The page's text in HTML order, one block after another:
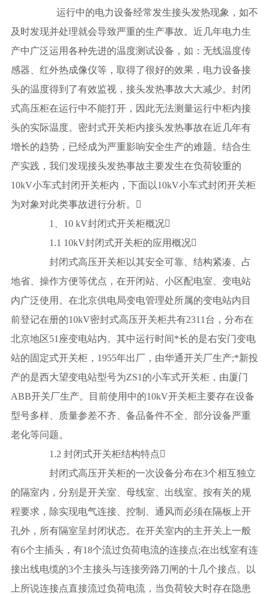
运行中的电力设备经常发生接头发热现象，如不
及时发现并处理就会导致严重的生产事故。近几年电力生
产中广泛运用各种先进的温度测试设备，如：无线温度传
感器、红外热成像仪等，取得了很好的效果，电力设备接
头的温度得到了有效监视，接头发热事故大大减少。封闭
式高压柜在运行中不能打开，因此无法测量运行中柜内接
头的实际温度。密封式开关柜内接头发热事故在近几年有
增长的趋势，已经成为严重影响安全生产的难题。结合生
产实践，我们发现接头发热事故主要发生在负荷较重的
10kV小车式封闭开关柜内，下面以10kV小车式封闭开关柜
为对象对此类事故进行分析。
1、10 kV封闭式开关柜概况
1.1 10kV封闭式开关柜的应用概况
封闭式高压开关柜以其安全可靠、结构紧凑、占
地省、操作方便等优点，在开闭站、小区配电室、变电站
内广泛使用。在北京供电局变电管理处所属的变电站内目
前登记在册的10kV密封式高压开关柜共有2311台，分布在
北京地区51座变电站内。其中运行时间*长的是右安门变电
站的固定式开关柜，1955年出厂，由华通开关厂生产;*新投
产的是西大望变电站型号为ZS1的小车式开关柜，由厦门
ABB开关厂生产。目前使用中的10kV开关柜主要存在设备
型号多样、质量参差不齐、备品备件不全、部分设备严重
老化等问题。
1.2 封闭式开关柜结构特点
封闭式高压开关柜的一次设备分布在3个相互独立
的隔室内，分别是开关室、母线室、出线室。按有关的规
程要求，除实现电气连接、控制、通风而必须在隔板上开
孔外，所有隔室呈封闭状态。在开关室内的主开关上一般
有6个主插头，有18个流过负荷电流的连接点;在出线室有连
接出线电缆的3个主接头与连接旁路刀闸的十几个接点。以
上所说连接点直接流过负荷电流，当负荷较大时存在隐患